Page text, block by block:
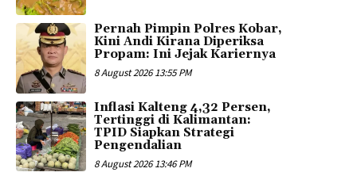
Pernah Pimpin Polres Kobar,
Kini Andi Kirana Diperiksa
Propam: Ini Jejak Kariernya
8 August 2026 13:55 PM
Inflasi Kalteng 4,32 Persen,
Tertinggi di Kalimantan:
TPID Siapkan Strategi
Pengendalian
8 August 2026 13:46 PM